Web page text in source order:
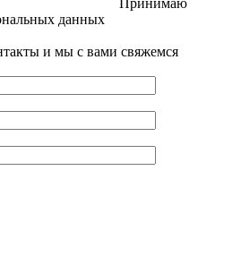
Принимаю
данных
и мы с вами свяжемся